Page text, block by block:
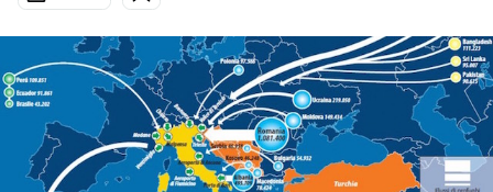
Economia
Sport
Mondiali calcio 2026
PODCAST